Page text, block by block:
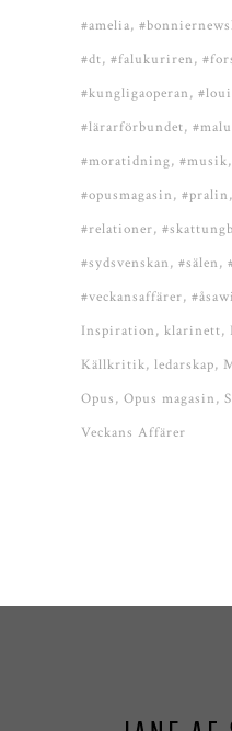
#amelia
#dt #falukuriren
#kungligaoperan
#lärarförbundet
#moratidning #musik
#opusmagasin #pralin
#relationer
#sydsvenskan #sälen
#veckansaffärer
Inspiration klarinett
Källkritik ledarskap
Opus Opus magasin
Veckans Affärer